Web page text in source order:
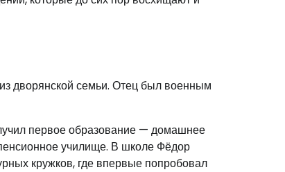
дворянской семьи. Отец был военным
первое образование — домашнее
училище. В школе Фёдор
кружков, где впервые попробовал